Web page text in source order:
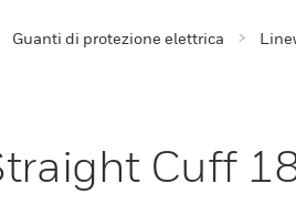
Guanti di protezione elettrica
Cuff